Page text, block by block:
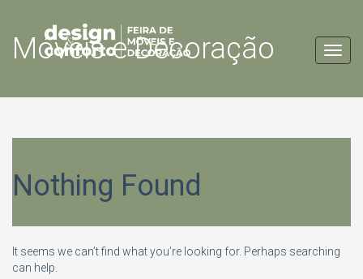
Móveis e Decoração
Nothing Found
It seems we can’t find what you’re looking for. Perhaps searching
can help.